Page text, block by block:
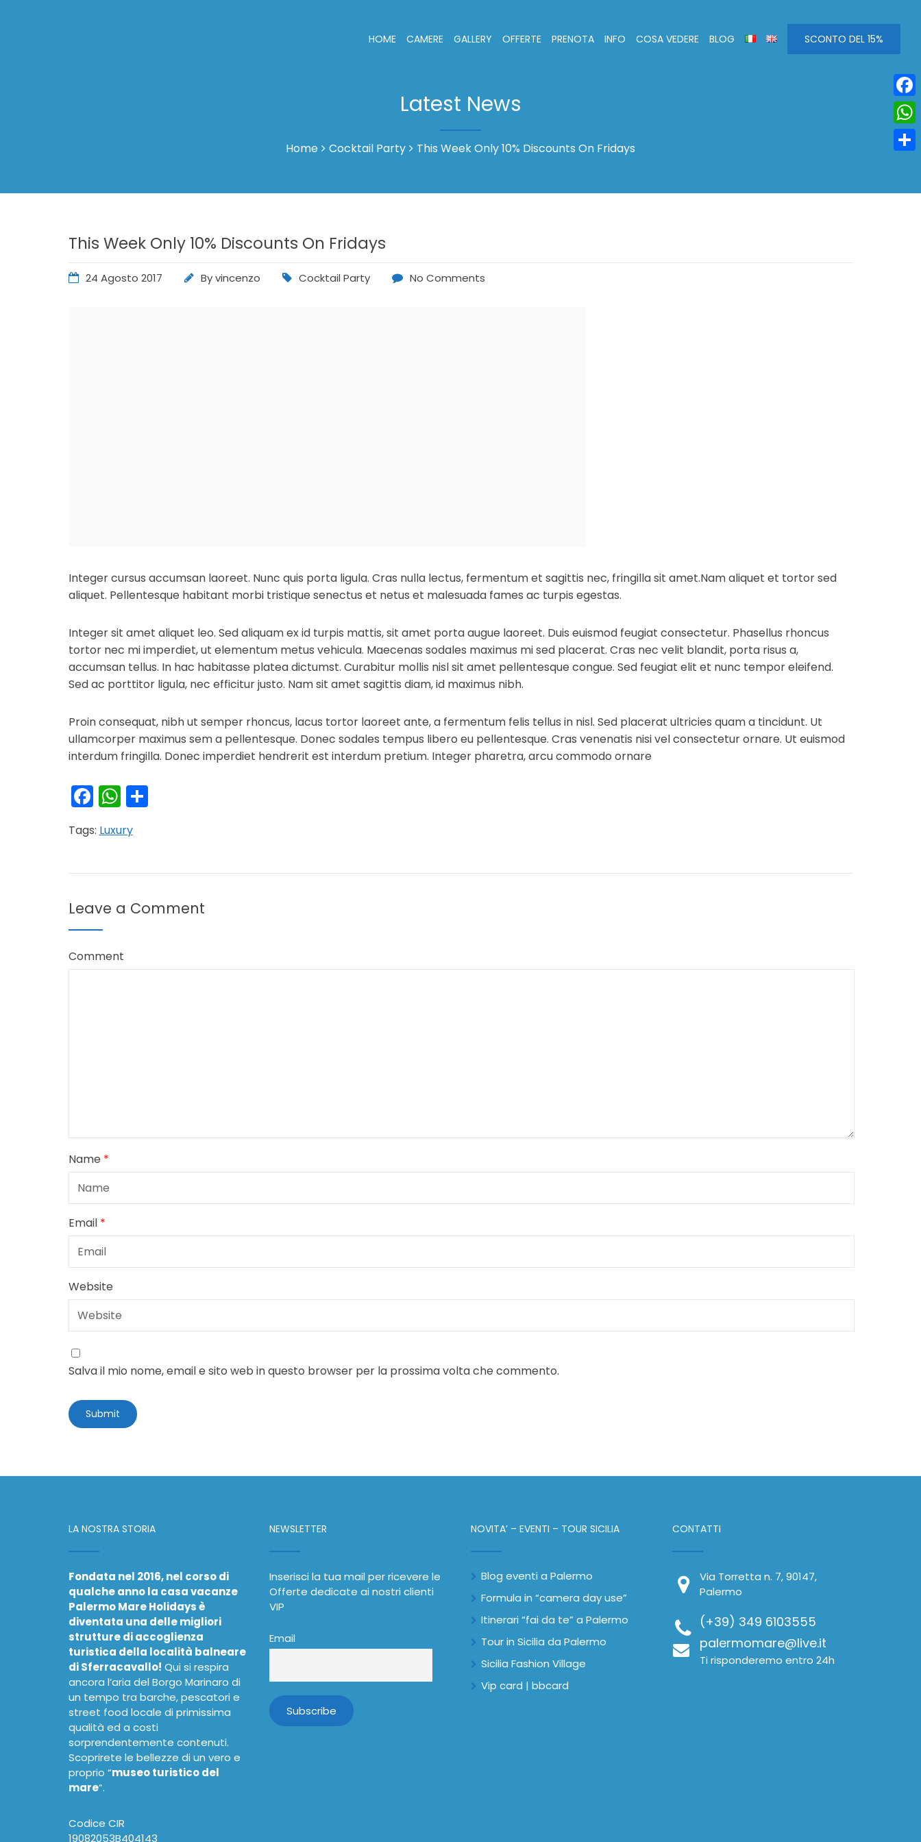
HOME CAMERE GALLERY OFFERTE PRENOTA INFO COSA VEDERE BLOG SCONTO DEL 15%
Latest News
Home Cocktail Party This Week Only 10% Discounts On Fridays
This Week Only 10% Discounts On Fridays
24 Agosto 2017 Byvincenzo Cocktail Party No Comments
Integer cursus accumsan laoreet. Nunc quis porta ligula. Cras nulla lectus, fermentum et sagittis nec, fringilla sit amet.Nam aliquet et tortor sed
aliquet. Pellentesque habitant morbi tristique senectus et netus et malesuada fames ac turpis egestas.
Integer sit amet aliquet leo. Sed aliquam ex id turpis mattis, sit amet porta augue laoreet. Duis euismod feugiat consectetur. Phasellus rhoncus
tortor nec mi imperdiet, ut elementum metus vehicula. Maecenas sodales maximus mi sed placerat. Cras nec velit blandit, porta risus a,
accumsan tellus. In hac habitasse platea dictumst. Curabitur mollis nisl sit amet pellentesque congue. Sed feugiat elit et nunc tempor eleifend.
Sed ac porttitor ligula, nec efficitur justo. Nam sit amet sagittis diam, id maximus nibh.
Proin consequat, nibh ut semper rhoncus, lacus tortor laoreet ante, a fermentum felis tellus in nisl. Sed placerat ultricies quam a tincidunt. Ut
ullamcorper maximus sem a pellentesque. Donec sodales tempus libero eu pellentesque. Cras venenatis nisi vel consectetur ornare. Ut euismod
interdum fringilla. Donec imperdiet hendrerit est interdum pretium. Integer pharetra, arcu commodo ornare
Facebook
WhatsApp
Condividi
Tags: Luxury
Leave a Comment
Comment
Name *
Email *
Website
Salva il mio nome, email e sito web in questo browser per la prossima volta che commento.
LA NOSTRA STORIA
Fondata nel 2016, nel corso di
qualche anno la casa vacanze
Palermo Mare Holidays è
diventata una delle migliori
strutture di accoglienza
turistica della località balneare
di Sferracavallo! Qui si respira
ancora l’aria del Borgo Marinaro di
un tempo tra barche, pescatori e
street food locale di primissima
qualità ed a costi
sorprendentemente contenuti.
Scoprirete le bellezze di un vero e
proprio “museo turistico del
mare”.
NEWSLETTER
Inserisci la tua mail per ricevere le
Offerte dedicate ai nostri clienti
VIP
Email
NOVITA’ – EVENTI – TOUR SICILIA
Blog eventi a Palermo
Formula in “camera day use”
Itinerari “fai da te” a Palermo
Tour in Sicilia da Palermo
Sicilia Fashion Village
Vip card | bbcard
CONTATTI
Via Torretta n. 7, 90147,
Palermo
(+39) 349 6103555
palermomare@live.it
Ti risponderemo entro 24h
Codice CIR
19082053B404143